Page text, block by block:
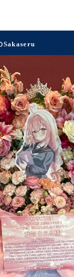
Sakaseru